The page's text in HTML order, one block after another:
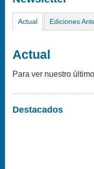
Actual Ediciones
Actual
Para ver nuestro
Destacados